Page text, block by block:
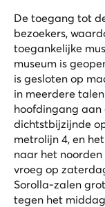
De toegang tot
bezoekers,
toegankelijke
museum is
is gesloten op
in meerdere
hoofdingang aan
dichtstbijzijnde
metrolijn 4, en
naar het
vroeg op
Sorolla-zalen
tegen het